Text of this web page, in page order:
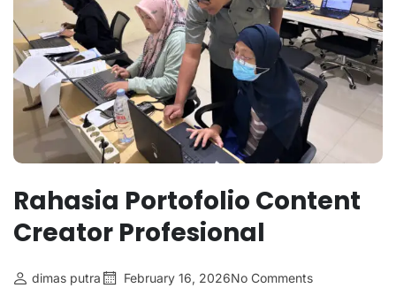
Rahasia Portofolio Content
Creator Profesional
dimas putra February 16, 2026No Comments